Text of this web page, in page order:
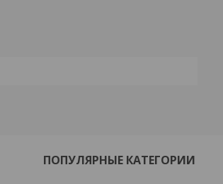
ПОПУЛЯРНЫЕ КАТЕГОРИИ